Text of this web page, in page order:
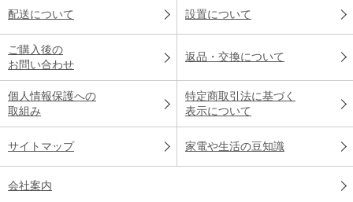
配送について 設置について
ご購入後の
お問い合わせ
返品・交換について
個人情報保護への
取組み
特定商取引法に基づく
表示について
サイトマップ 家電や生活の豆知識
会社案内